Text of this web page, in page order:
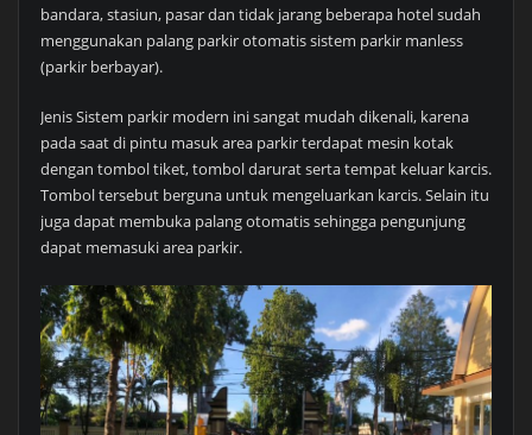
bandara, stasiun, pasar dan tidak jarang beberapa hotel sudah
menggunakan palang parkir otomatis sistem parkir manless
(parkir berbayar).
Jenis Sistem parkir modern ini sangat mudah dikenali, karena
pada saat di pintu masuk area parkir terdapat mesin kotak
dengan tombol tiket, tombol darurat serta tempat keluar karcis.
Tombol tersebut berguna untuk mengeluarkan karcis. Selain itu
juga dapat membuka palang otomatis sehingga pengunjung
dapat memasuki area parkir.